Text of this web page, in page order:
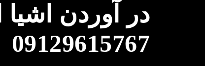
در آوردن
09129615767